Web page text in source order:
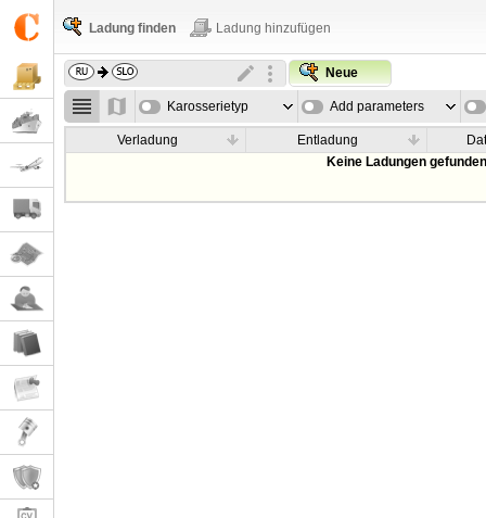
Ladung finden Ladung hinzufügen
Neue
Karosserietyp Add parameters
Verladung Entladung
Keine Ladungen